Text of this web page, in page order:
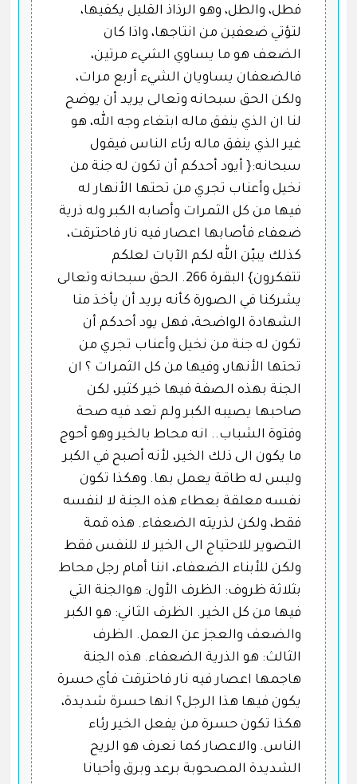
فطل، والطل، وهو الرذاذ القليل يكفيها،
لتؤتي ضعفين من انتاجها، واذا كان
الضعف هو ما يساوي الشيء مرتين،
فالضعفان يساويان الشيء أربع مرات،
ولكن الحق سبحانه وتعالى يريد أن يوضح
لنا ان الذي ينفق ماله ابتغاء وجه الله، هو
غير الذي ينفق ماله رئاء الناس فيقول
سبحانه:{ أيود أحدكم أن تكون له جنة من
نخيل وأعناب تجري من تحتها الأنهار له
فيها من كل الثمرات وأصابه الكبر وله ذرية
ضعفاء فأصابها اعصار فيه نار فاحترقت،
كذلك يبيّن الله لكم الآيات لعلكم
تتفكرون} البقرة 266. الحق سبحانه وتعالى
يشركنا في الصورة كأنه يريد أن يأخذ منا
الشهادة الواضحة، فهل يود أحدكم أن
تكون له جنة من نخيل وأعناب تجري من
تحتها الأنهار، وفيها من كل الثمرات ؟ ان
الجنة بهذه الصفة فيها خير كثير، لكن
صاحبها يصيبه الكبر ولم تعد فيه صحة
وفتوة الشباب.. انه محاط بالخير وهو أحوج
ما يكون الى ذلك الخير، لأنه أصبح في الكبر
وليس له طاقة يعمل بها. وهكذا تكون
نفسه معلقة بعطاء هذه الجنة لا لنفسه
فقط، ولكن لذريته الضعفاء. هذه قمة
التصوير للاحتياج الى الخير لا للنفس فقط
ولكن للأبناء الضعفاء، اننا أمام رجل محاط
بثلاثة ظروف: الظرف الأول: هوالجنة التي
فيها من كل الخير. الظرف الثاني: هو الكبر
والضعف والعجز عن العمل. الظرف
الثالث: هو الذرية الضعفاء. هذه الجنة
هاجمها اعصار فيه نار فاحترقت فأي حسرة
يكون فيها هذا الرجل؟ انها حسرة شديدة،
هكذا تكون حسرة من يفعل الخير رئاء
الناس. والاعصار كما نعرف هو الريح
الشديدة المصحوبة برعد وبرق وأحيانا